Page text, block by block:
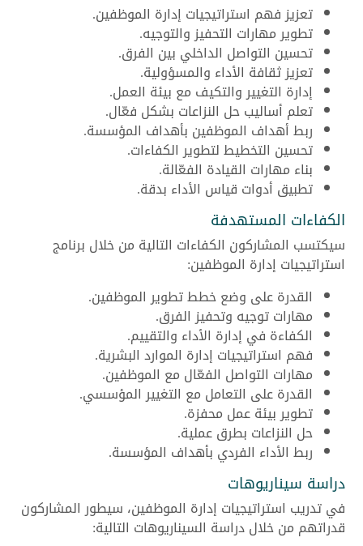
تعزيز فهم استراتيجيات إدارة الموظفين.
تطوير مهارات التحفيز والتوجيه.
تحسين التواصل الداخلي بين الفرق.
تعزيز ثقافة الأداء والمسؤولية.
إدارة التغيير والتكيف مع بيئة العمل.
تعلم أساليب حل النزاعات بشكل فعّال.
ربط أهداف الموظفين بأهداف المؤسسة.
تحسين التخطيط لتطوير الكفاءات.
بناء مهارات القيادة الفعّالة.
تطبيق أدوات قياس الأداء بدقة.
الكفاءات المستهدفة
سيكتسب المشاركون الكفاءات التالية من خلال برنامج
استراتيجيات إدارة الموظفين:
القدرة على وضع خطط تطوير الموظفين.
مهارات توجيه وتحفيز الفرق.
الكفاءة في إدارة الأداء والتقييم.
فهم استراتيجيات إدارة الموارد البشرية.
مهارات التواصل الفعّال مع الموظفين.
القدرة على التعامل مع التغيير المؤسسي.
تطوير بيئة عمل محفزة.
حل النزاعات بطرق عملية.
ربط الأداء الفردي بأهداف المؤسسة.
دراسة سيناريوهات
في تدريب استراتيجيات إدارة الموظفين، سيطور المشاركون
قدراتهم من خلال دراسة السيناريوهات التالية: